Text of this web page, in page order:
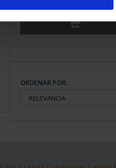
ORDENAR POR: